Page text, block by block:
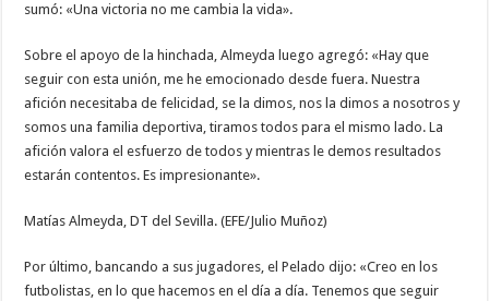
sumó: «Una victoria no me cambia la vida».
Sobre el apoyo de la hinchada, Almeyda luego agregó: «Hay que
seguir con esta unión, me he emocionado desde fuera. Nuestra
afición necesitaba de felicidad, se la dimos, nos la dimos a nosotros y
somos una familia deportiva, tiramos todos para el mismo lado. La
afición valora el esfuerzo de todos y mientras le demos resultados
estarán contentos. Es impresionante».
Matías Almeyda, DT del Sevilla. (EFE/Julio Muñoz)
Por último, bancando a sus jugadores, el Pelado dijo: «Creo en los
futbolistas, en lo que hacemos en el día a día. Tenemos que seguir